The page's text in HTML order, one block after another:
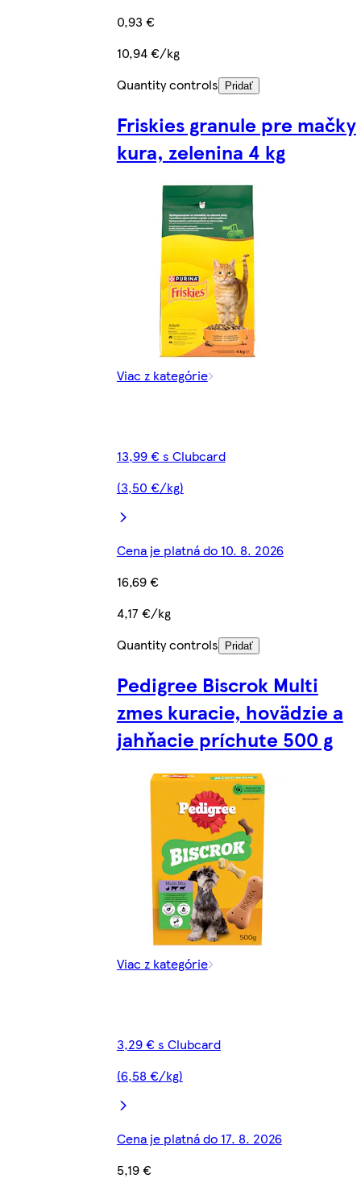
0,93 €
10,94 €/kg
Quantity controls
Pridať
Friskies granule pre mačky
kura, zelenina 4 kg
Viac z kategórie
13,99 € s Clubcard
(3,50 €/kg)
Cena je platná do 10. 8. 2026
16,69 €
4,17 €/kg
Quantity controls
Pridať
Pedigree Biscrok Multi
zmes kuracie, hovädzie a
jahňacie príchute 500 g
Viac z kategórie
3,29 € s Clubcard
(6,58 €/kg)
Cena je platná do 17. 8. 2026
5,19 €